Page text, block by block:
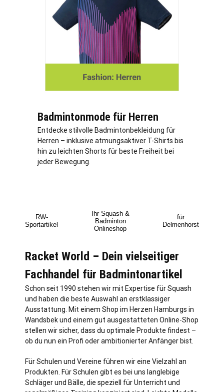
Badmintonmode für Herren
Entdecke stilvolle Badmintonbekleidung für
Herren – inklusive atmungsaktiver T-Shirts bis
hin zu leichten Shorts für beste Freiheit bei
jeder Bewegung.
RW-
Sportartikel
Ihr Squash &
Badminton
Onlineshop
für
Delmenhorst
Racket World – Dein vielseitiger
Fachhandel für Badmintonartikel
Schon seit 1990 stehen wir mit Expertise für Squash
und haben die beste Auswahl an erstklassiger
Ausstattung. Mit einem Shop im Herzen Hamburgs in
Wandsbek und einem gut ausgestatteten Online-Shop
stellen wir sicher, dass du optimale Produkte findest –
ob du nun ein Profi oder ambitionierter Anfänger bist.
Für Schulen und Vereine führen wir eine Vielzahl an
Produkten. Für Schulen gibt es bei uns langlebige
Schläger und Bälle, die speziell für Unterricht und